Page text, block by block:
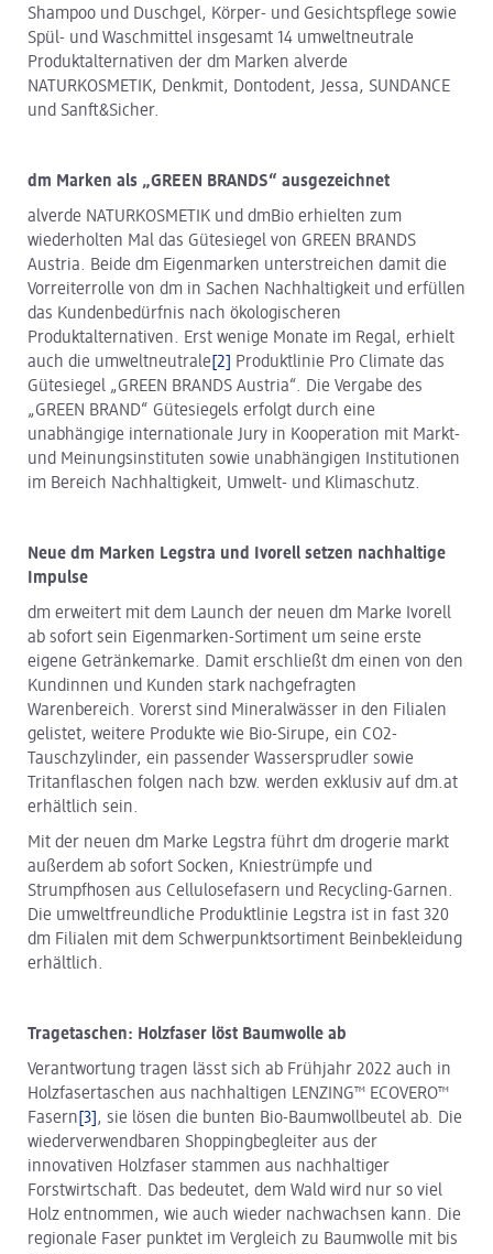
Shampoo und Duschgel, Körper- und Gesichtspflege sowie
Spül- und Waschmittel insgesamt 14 umweltneutrale
Produktalternativen der dm Marken alverde
NATURKOSMETIK, Denkmit, Dontodent, Jessa, SUNDANCE
und Sanft&Sicher.
dm Marken als „GREEN BRANDS“ ausgezeichnet
alverde NATURKOSMETIK und dmBio erhielten zum
wiederholten Mal das Gütesiegel von GREEN BRANDS
Austria. Beide dm Eigenmarken unterstreichen damit die
Vorreiterrolle von dm in Sachen Nachhaltigkeit und erfüllen
das Kundenbedürfnis nach ökologischeren
Produktalternativen. Erst wenige Monate im Regal, erhielt
auch die umweltneutrale [2]
Produktlinie Pro Climate das
Gütesiegel „GREEN BRANDS Austria“. Die Vergabe des
„GREEN BRAND“ Gütesiegels erfolgt durch eine
unabhängige internationale Jury in Kooperation mit Markt-
und Meinungsinstituten sowie unabhängigen Institutionen
im Bereich Nachhaltigkeit, Umwelt- und Klimaschutz.
Neue dm Marken Legstra und Ivorell setzen nachhaltige
Impulse
dm erweitert mit dem Launch der neuen dm Marke Ivorell
ab sofort sein Eigenmarken-Sortiment um seine erste
eigene Getränkemarke. Damit erschließt dm einen von den
Kundinnen und Kunden stark nachgefragten
Warenbereich. Vorerst sind Mineralwässer in den Filialen
gelistet, weitere Produkte wie Bio-Sirupe, ein CO2-
Tauschzylinder, ein passender Wassersprudler sowie
Tritanflaschen folgen nach bzw. werden exklusiv auf dm.at
erhältlich sein.
Mit der neuen dm Marke Legstra führt dm drogerie markt
außerdem ab sofort Socken, Kniestrümpfe und
Strumpfhosen aus Cellulosefasern und Recycling-Garnen.
Die umweltfreundliche Produktlinie Legstra ist in fast 320
dm Filialen mit dem Schwerpunktsortiment Beinbekleidung
erhältlich.
Tragetaschen: Holzfaser löst Baumwolle ab
Verantwortung tragen lässt sich ab Frühjahr 2022 auch in
Holzfasertaschen aus nachhaltigen LENZING™ ECOVERO™
Fasern [3] , sie lösen die bunten Bio-Baumwollbeutel ab. Die
wiederverwendbaren Shoppingbegleiter aus der
innovativen Holzfaser stammen aus nachhaltiger
Forstwirtschaft. Das bedeutet, dem Wald wird nur so viel
Holz entnommen, wie auch wieder nachwachsen kann. Die
regionale Faser punktet im Vergleich zu Baumwolle mit bis